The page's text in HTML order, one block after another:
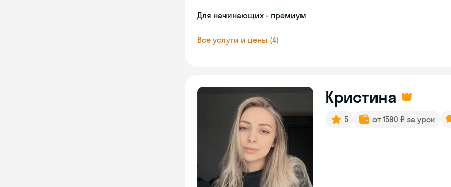
Для начинающих - премиум
Все услуги и цены (4)
Кристина
5 от 1590 ₽ за урок